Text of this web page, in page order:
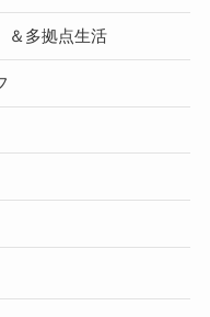
＆多拠点生活